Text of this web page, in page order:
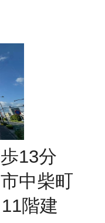
13分
中柴町
階建